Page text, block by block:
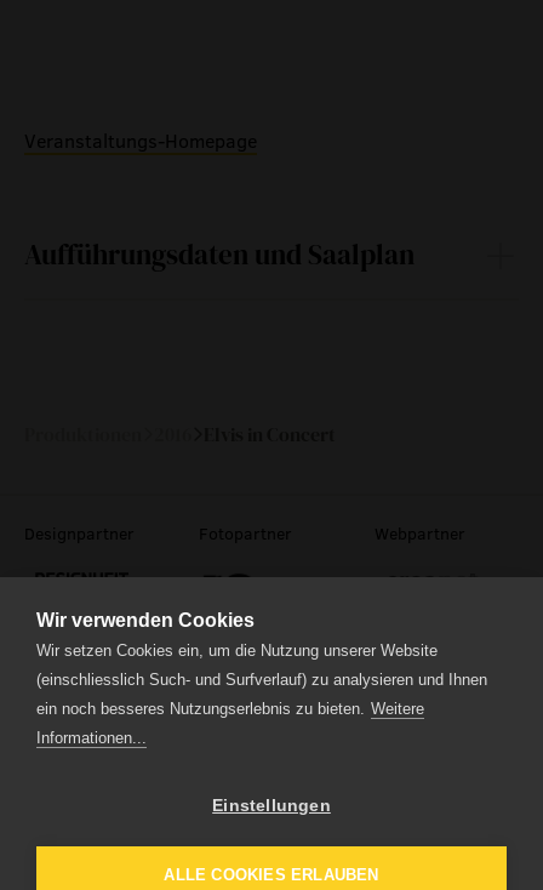
Wir verwenden Cookies
Wir setzen Cookies ein, um die Nutzung unserer Website
(einschliesslich Such- und Surfverlauf) zu analysieren und Ihnen
ein noch besseres Nutzungserlebnis zu bieten. Weitere
Informationen...
Einstellungen
ALLE COOKIES ERLAUBEN
Veranstaltungs-Homepage
Aufführungsdaten und Saalplan
Designpartner Fotopartner Webpartner
Theaterstrasse 5
6210 Sursee
Datenschutz